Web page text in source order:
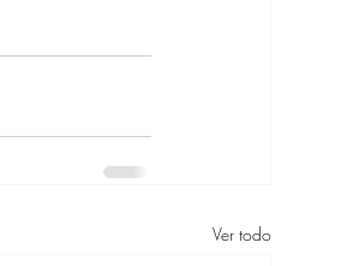
Ver todo